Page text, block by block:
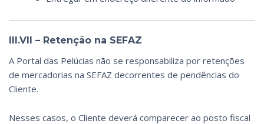
III.VII – Retenção na SEFAZ
A Portal das Pelúcias não se responsabiliza por retenções
de mercadorias na SEFAZ decorrentes de pendências do
Cliente.
Nesses casos, o Cliente deverá comparecer ao posto fiscal